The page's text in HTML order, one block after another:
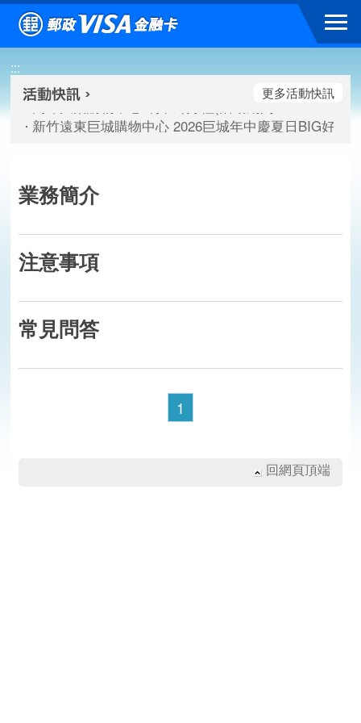
跳到主要內容區塊
:::
高雄大樂購物中心 刷卡郵好禮(活動期間：115/08/07-
臺北三創生活 有點東西第2波 刷卡郵好禮(活動期間：
高雄大樂購物中心 刷卡郵好禮(活動期間：115/08/07-
新竹遠東巨城購物中心 2026巨城年中慶夏日BIG好刷(
更多活動快訊
業務簡介
注意事項
常見問答
1
回網頁頂端